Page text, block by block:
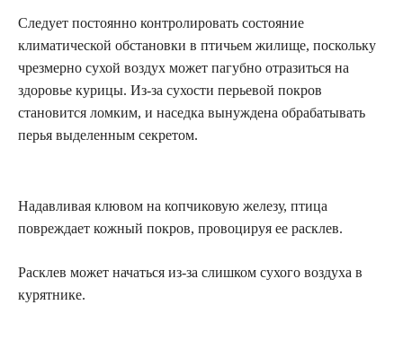
Следует постоянно контролировать состояние
климатической обстановки в птичьем жилище, поскольку
чрезмерно сухой воздух может пагубно отразиться на
здоровье курицы. Из-за сухости перьевой покров
становится ломким, и наседка вынуждена обрабатывать
перья выделенным секретом.
Надавливая клювом на копчиковую железу, птица
повреждает кожный покров, провоцируя ее расклев.
Расклев может начаться из-за слишком сухого воздуха в
курятнике.